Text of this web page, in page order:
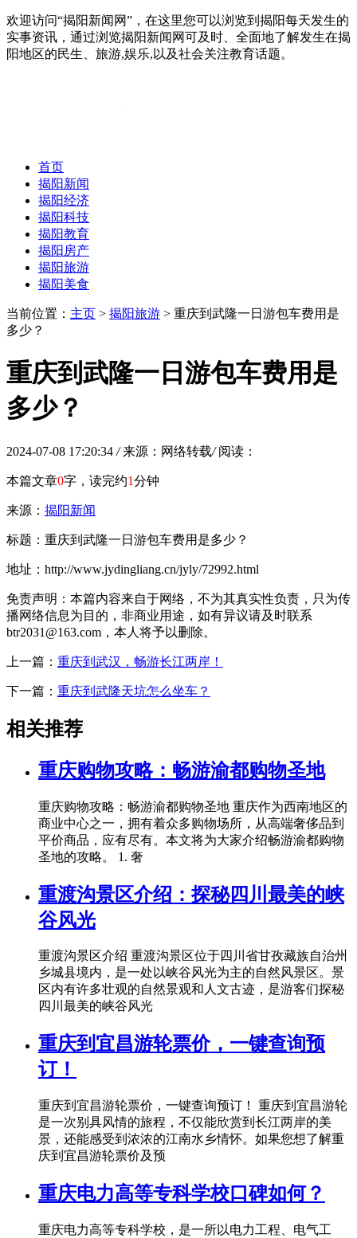
欢迎访问“揭阳新闻网”，在这里您可以浏览到揭阳每天发生的
实事资讯，通过浏览揭阳新闻网可及时、全面地了解发生在揭
阳地区的民生、旅游,娱乐,以及社会关注教育话题。
首页
揭阳新闻
揭阳经济
揭阳科技
揭阳教育
揭阳房产
揭阳旅游
揭阳美食
当前位置： 主页 > 揭阳旅游 > 重庆到武隆一日游包车费用是
多少？
重庆到武隆一日游包车费用是
多少？
2024-07-08 17:20:34 / 来源：网络转载/ 阅读：
本篇文章0字，读完约1分钟
来源： 揭阳新闻
标题：重庆到武隆一日游包车费用是多少？
地址：http://www.jydingliang.cn/jyly/72992.html
免责声明：本篇内容来自于网络，不为其真实性负责，只为传
播网络信息为目的，非商业用途，如有异议请及时联系
btr2031@163.com，本人将予以删除。
上一篇： 重庆到武汉，畅游长江两岸！
下一篇： 重庆到武隆天坑怎么坐车？
相关推荐
重庆购物攻略：畅游渝都购物圣地
重庆购物攻略：畅游渝都购物圣地 重庆作为西南地区的
商业中心之一，拥有着众多购物场所，从高端奢侈品到
平价商品，应有尽有。本文将为大家介绍畅游渝都购物
圣地的攻略。 1. 奢
重渡沟景区介绍：探秘四川最美的峡
谷风光
重渡沟景区介绍 重渡沟景区位于四川省甘孜藏族自治州
乡城县境内，是一处以峡谷风光为主的自然风景区。景
区内有许多壮观的自然景观和人文古迹，是游客们探秘
四川最美的峡谷风光
重庆到宜昌游轮票价，一键查询预
订！
重庆到宜昌游轮票价，一键查询预订！ 重庆到宜昌游轮
是一次别具风情的旅程，不仅能欣赏到长江两岸的美
景，还能感受到浓浓的江南水乡情怀。如果您想了解重
庆到宜昌游轮票价及预
重庆电力高等专科学校口碑如何？
重庆电力高等专科学校，是一所以电力工程、电气工